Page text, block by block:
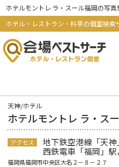
ホテルモントレ ラ・スール福岡の写真
ホテル・レストラン・料亭の個室検索
天神/ホテル
ホテルモントレ ラ・ス
アクセス
地下鉄空港線「天
西鉄電車「福岡」
福岡県福岡市中央区大名２－８－２７